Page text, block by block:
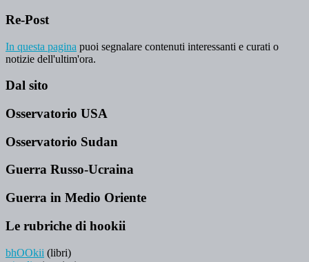
Re-Post
In questa pagina puoi segnalare contenuti interessanti e curati o
notizie dell'ultim'ora.
Dal sito
Osservatorio USA
Osservatorio Sudan
Guerra Russo-Ucraina
Guerra in Medio Oriente
Le rubriche di hookii
bhOOkii (libri)